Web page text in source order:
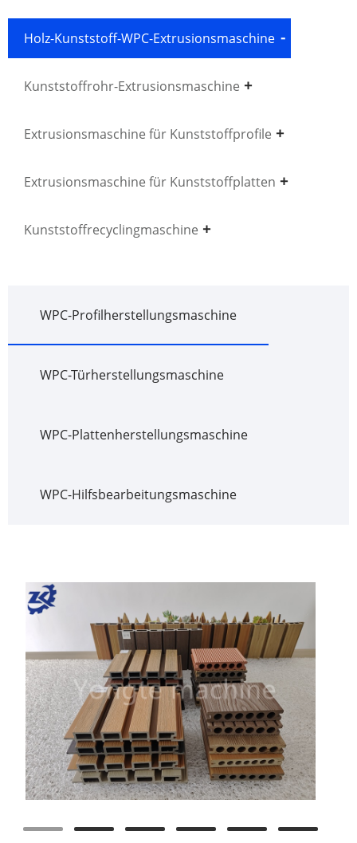
Holz-Kunststoff-WPC-Extrusionsmaschine
Kunststoffrohr-Extrusionsmaschine
Extrusionsmaschine für Kunststoffprofile
Extrusionsmaschine für Kunststoffplatten
Kunststoffrecyclingmaschine
WPC-Profilherstellungsmaschine
WPC-Türherstellungsmaschine
WPC-Plattenherstellungsmaschine
WPC-Hilfsbearbeitungsmaschine